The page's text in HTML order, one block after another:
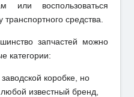
или воспользоваться
средства.
запчастей можно
категории:
коробке, но
известный бренд,